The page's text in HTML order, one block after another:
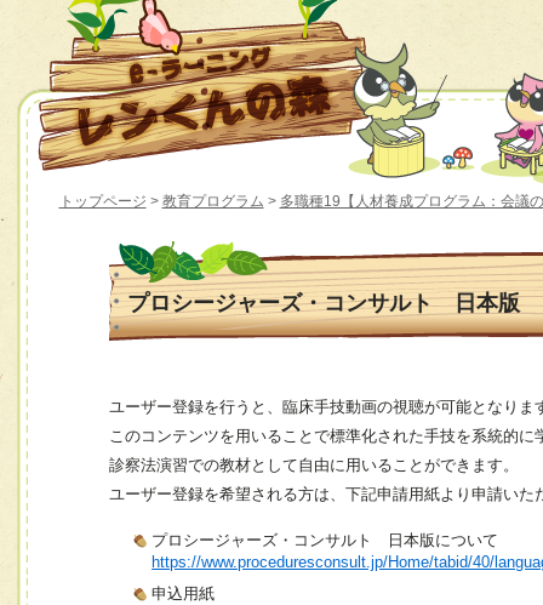
トップページ > 教育プログラム > 多職種19【人材養成プログラム：会議
プロシージャーズ・コンサルト 日本版
ユーザー登録を行うと、臨床手技動画の視聴が可能となりま
このコンテンツを用いることで標準化された手技を系統的
診察法演習での教材として自由に用いることができます。
ユーザー登録を希望される方は、下記申請用紙より申請いた
プロシージャーズ・コンサルト 日本版について
https://www.proceduresconsult.jp/Home/tabid/40/
申込用紙